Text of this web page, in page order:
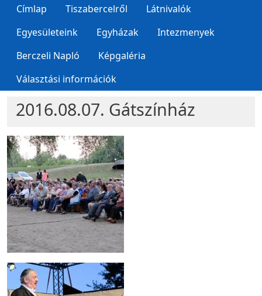
Címlap Tiszabercelről
Látnivalók
Egyesületeink
Egyházak
Intezmenyek
Berczeli Napló
Képgaléria
Választási információk
2016.08.07. Gátszínház